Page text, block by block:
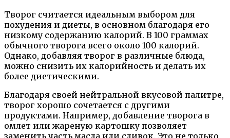
Творог считается идеальным выбором для
похудения и диеты, в основном благодаря его
низкому содержанию калорий. В 100 граммах
обычного творога всего около 100 калорий.
Однако, добавляя творог в различные блюда,
можно снизить их калорийность и делать их
более диетическими.
Благодаря своей нейтральной вкусовой палитре,
творог хорошо сочетается с другими
продуктами. Например, добавление творога в
омлет или жареную картошку позволяет
заменить часть масла или сливок. Это не только